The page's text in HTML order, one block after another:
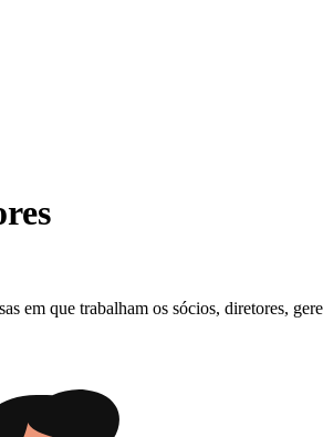
em que trabalham os sócios, diretores,